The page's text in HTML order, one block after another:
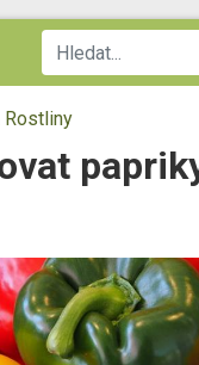
Rostliny